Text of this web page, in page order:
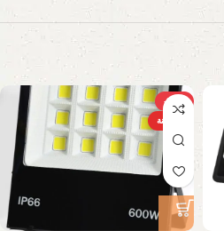
-31%
الساخنة